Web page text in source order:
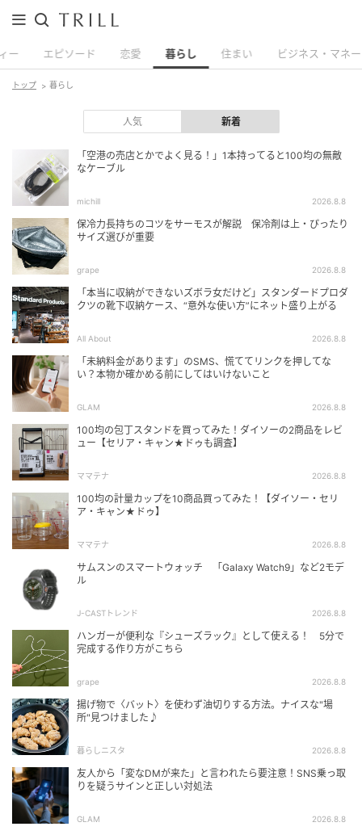
ー エピソード 恋愛 暮らし 住まい ビジネス・マネー
トップ 暮らし
人気 新着
「空港の売店とかでよく見る！」1本持ってると100均の無敵
なケーブル
michill 2026.8.8
保冷力長持ちのコツをサーモスが解説 保冷剤は上・ぴったり
サイズ選びが重要
grape 2026.8.8
「本当に収納ができないズボラ女だけど」スタンダードプロダ
クツの靴下収納ケース、“意外な使い方”にネット盛り上がる
All About 2026.8.8
「未納料金があります」のSMS、慌ててリンクを押してな
い？本物か確かめる前にしてはいけないこと
GLAM 2026.8.8
100均の包丁スタンドを買ってみた！ダイソーの2商品をレビ
ュー【セリア・キャン★ドゥも調査】
ママテナ 2026.8.8
100均の計量カップを10商品買ってみた！【ダイソー・セリ
ア・キャン★ドゥ】
ママテナ 2026.8.8
サムスンのスマートウォッチ 「Galaxy Watch9」など2モデ
ル
J-CASTトレンド 2026.8.8
ハンガーが便利な『シューズラック』として使える！ 5分で
完成する作り方がこちら
grape 2026.8.8
揚げ物で〈バット〉を使わず油切りする方法。ナイスな"場
所"見つけました♪
暮らしニスタ 2026.8.8
友人から「変なDMが来た」と言われたら要注意！SNS乗っ取
りを疑うサインと正しい対処法
GLAM 2026.8.8